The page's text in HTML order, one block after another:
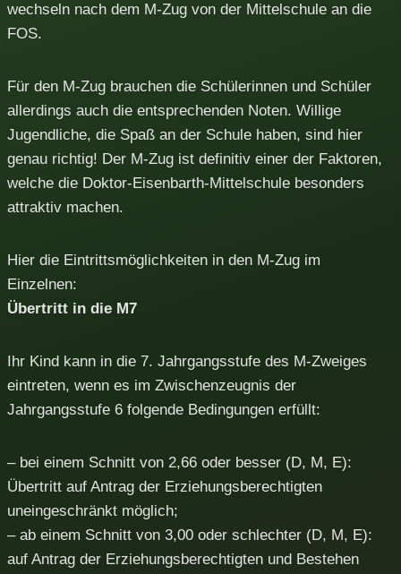
wechseln nach dem M-Zug von der Mittelschule an die
FOS.
Für den M-Zug brauchen die Schülerinnen und Schüler
allerdings auch die entsprechenden Noten. Willige
Jugendliche, die Spaß an der Schule haben, sind hier
genau richtig! Der M-Zug ist definitiv einer der Faktoren,
welche die Doktor-Eisenbarth-Mittelschule besonders
attraktiv machen.
Hier die Eintrittsmöglichkeiten in den M-Zug im
Einzelnen:
Übertritt in die M7
Ihr Kind kann in die 7. Jahrgangsstufe des M-Zweiges
eintreten, wenn es im Zwischenzeugnis der
Jahrgangsstufe 6 folgende Bedingungen erfüllt:
– bei einem Schnitt von 2,66 oder besser (D, M, E):
Übertritt auf Antrag der Erziehungsberechtigten
uneingeschränkt möglich;
– ab einem Schnitt von 3,00 oder schlechter (D, M, E):
auf Antrag der Erziehungsberechtigten und Bestehen